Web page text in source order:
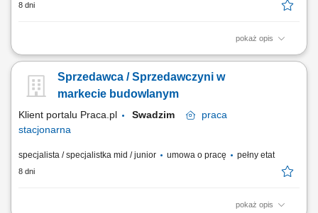
8 dni
pokaż opis
Praca dla osób z doświadczeniem lub bez.
Sprzedawca / Sprzedawczyni w
markecie budowlanym
Klient portalu Praca.pl Swadzim
praca
stacjonarna
specjalista / specjalistka mid / junior umowa o pracę pełny etat
8 dni
pokaż opis